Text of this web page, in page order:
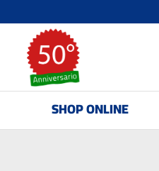
SHOP ONLINE